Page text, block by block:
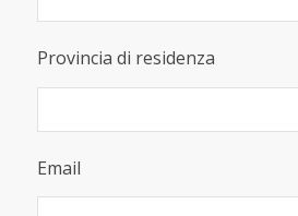
Provincia di residenza
Email